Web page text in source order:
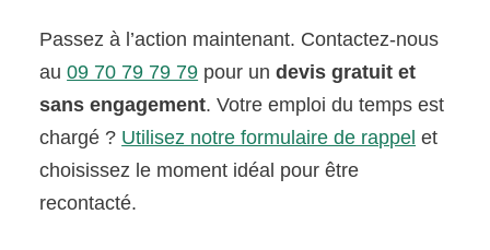
Passez à l’action maintenant. Contactez-nous
au09 70 79 79 79 pour undevis gratuit et
sans engagement. Votre emploi du temps est
chargé ? Utilisez notre formulaire de rappel et
choisissez le moment idéal pour être
recontacté.